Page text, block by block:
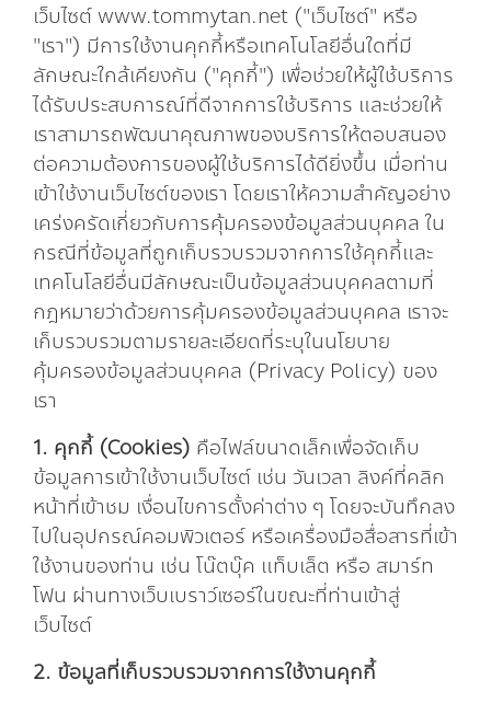
เว็บไซต์ www.tommytan.net ("เว็บไซต์" หรือ
"เรา") มีการใช้งานคุกกี้หรือเทคโนโลยีอื่นใดที่มี
ลักษณะใกล้เคียงกัน ("คุกกี้") เพื่อช่วยให้ผู้ใช้บริการ
ได้รับประสบการณ์ที่ดีจากการใช้บริการ และช่วยให้
เราสามารถพัฒนาคุณภาพของบริการให้ตอบสนอง
ต่อความต้องการของผู้ใช้บริการได้ดียิ่งขึ้น เมื่อท่าน
เข้าใช้งานเว็บไซต์ของเรา โดยเราให้ความสำคัญอย่าง
เคร่งครัดเกี่ยวกับการคุ้มครองข้อมูลส่วนบุคคล ใน
กรณีที่ข้อมูลที่ถูกเก็บรวบรวมจากการใช้คุกกี้และ
เทคโนโลยีอื่นมีลักษณะเป็นข้อมูลส่วนบุคคลตามที่
กฎหมายว่าด้วยการคุ้มครองข้อมูลส่วนบุคคล เราจะ
เก็บรวบรวมตามรายละเอียดที่ระบุในนโยบาย
คุ้มครองข้อมูลส่วนบุคคล (Privacy Policy) ของ
เรา
1. คุกกี้ (Cookies) คือไฟล์ขนาดเล็กเพื่อจัดเก็บ
ข้อมูลการเข้าใช้งานเว็บไซต์ เช่น วันเวลา ลิงค์ที่คลิก
หน้าที่เข้าชม เงื่อนไขการตั้งค่าต่าง ๆ โดยจะบันทึกลง
ไปในอุปกรณ์คอมพิวเตอร์ หรือเครื่องมือสื่อสารที่เข้า
ใช้งานของท่าน เช่น โน๊ตบุ๊ค แท็บเล็ต หรือ สมาร์ท
โฟน ผ่านทางเว็บเบราว์เซอร์ในขณะที่ท่านเข้าสู่
เว็บไซต์
2. ข้อมูลที่เก็บรวบรวมจากการใช้งานคุกกี้